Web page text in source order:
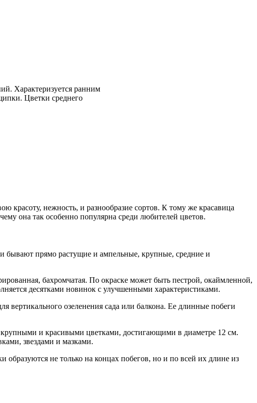
Характеризуется ранним
Цветки среднего
красоту, нежность, и разнообразие сортов. К тому же красавица
она так особенно популярна среди любителей цветов.
бывают прямо растущие и ампельные, крупные, средние и
бахромчатая. По окраске может быть пестрой, окаймленной,
десятками новинок с улучшенными характеристиками.
вертикального озеленения сада или балкона. Ее длинные побеги
крупными и красивыми цветками, достигающими в диаметре 12 см.
звездами и мазками.
образуются не только на концах побегов, но и по всей их длине из